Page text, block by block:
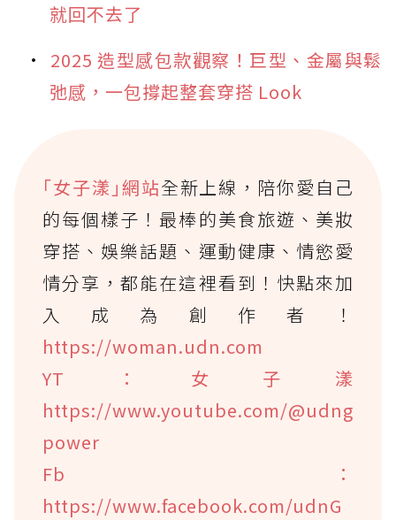
就回不去了
2025 造型感包款觀察！巨型、金屬與鬆
弛感，一包撐起整套穿搭 Look
｢女子漾｣網站全新上線，陪你愛自己
的每個樣子！最棒的美食旅遊、美妝
穿搭、娛樂話題、運動健康、情慾愛
情分享，都能在這裡看到！快點來加
入成為創作者！
https://woman.udn.com
YT：女子漾
https://www.youtube.com/@udng
power
Fb：
https://www.facebook.com/udnG